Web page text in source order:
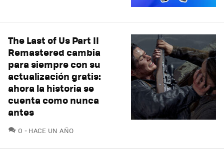
The Last of Us Part II
Remastered cambia
para siempre con su
actualización gratis:
ahora la historia se
cuenta como nunca
antes
0 COMENTARIOS
HACE UN AÑO